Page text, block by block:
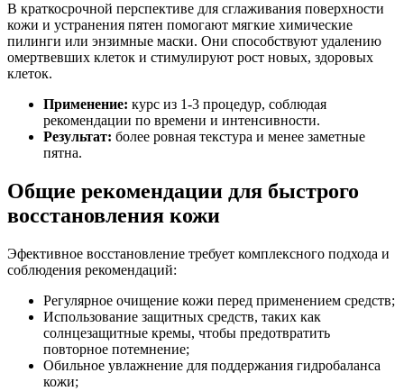
В краткосрочной перспективе для сглаживания поверхности
кожи и устранения пятен помогают мягкие химические
пилинги или энзимные маски. Они способствуют удалению
омертвевших клеток и стимулируют рост новых, здоровых
клеток.
Применение: курс из 1-3 процедур, соблюдая
рекомендации по времени и интенсивности.
Результат: более ровная текстура и менее заметные
пятна.
Общие рекомендации для быстрого
восстановления кожи
Эфективное восстановление требует комплексного подхода и
соблюдения рекомендаций:
Регулярное очищение кожи перед применением средств;
Использование защитных средств, таких как
солнцезащитные кремы, чтобы предотвратить
повторное потемнение;
Обильное увлажнение для поддержания гидробаланса
кожи;